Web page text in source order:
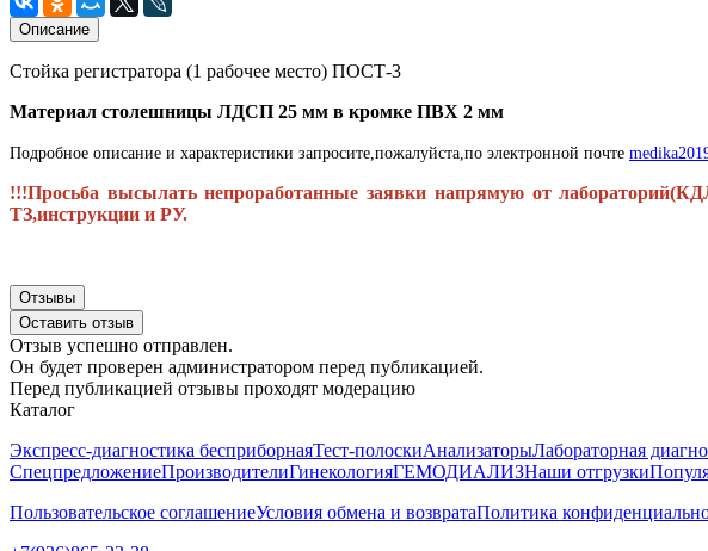
Описание
Стойка регистратора (1 рабочее место) ПОСТ-3
Материал столешницы ЛДСП 25 мм в кромке ПВХ 2 мм
Подробное описание и характеристики запросите,пожалуйста,по электронной почте
!!!Просьба высылать непроработанные заявки напрямую от
ТЗ,инструкции и РУ.
Отзывы
Оставить отзыв
Отзыв успешно отправлен.
Он будет проверен администратором перед публикацией.
Перед публикацией отзывы проходят модерацию
Каталог
Экспресс-диагностика бесприборнаяТест-полоскиАнализаторыЛабораторная
СпецпредложениеПроизводителиГинекологияГЕМОДИАЛИЗНаши отгрузки
Пользовательское соглашениеУсловия обмена и возвратаПолитика